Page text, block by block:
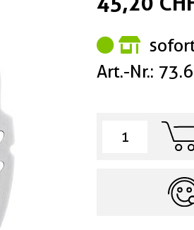
Art.-Nr.: